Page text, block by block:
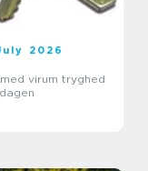
2026
virum tryghed